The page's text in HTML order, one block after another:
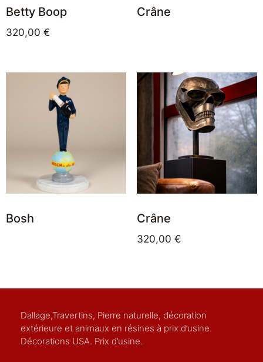
Betty Boop
320,00 €
Crâne
Bosh Crâne
320,00 €
Dallage,Travertins, Pierre naturelle, décoration
extérieure et animaux en résines à prix d’usine.
Décorations USA. Prix d’usine.